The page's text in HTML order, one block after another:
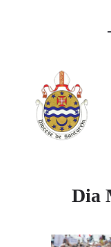
Dia
A DIOCESE
VIDA CRISTÃ
NOTÍCIAS